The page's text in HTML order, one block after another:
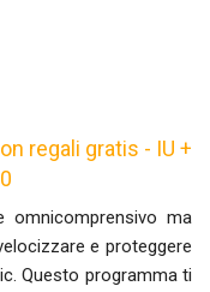
regali gratis - IU +
omnicomprensivo ma
e proteggere
Questo programma ti